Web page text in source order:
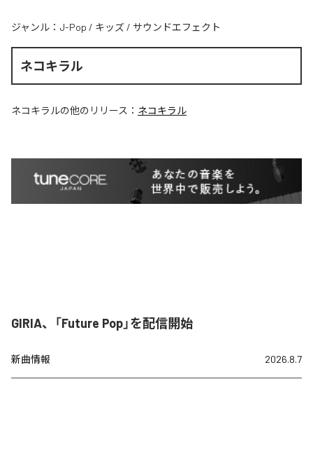
ジャンル： J-Pop / キッズ / サウンドエフェクト
ネコキラル
ネコキラルの他のリリース： ネコキラル
GIRIA、「Future Pop」を配信開始
新曲情報 2026.8.7